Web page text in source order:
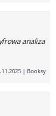
analiza
| Booksy